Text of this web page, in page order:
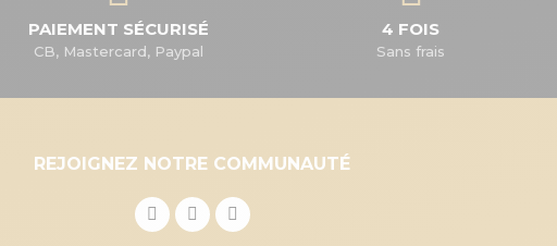
PAIEMENT SÉCURISÉ
CB, Mastercard, Paypal
4 FOIS
Sans frais
REJOIGNEZ NOTRE COMMUNAUTÉ